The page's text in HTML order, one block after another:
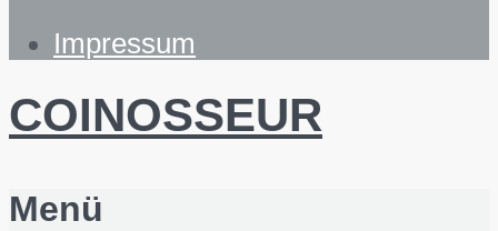
Impressum
COINOSSEUR
Menü